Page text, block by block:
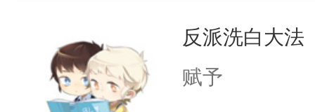
母的微笑：“
留看着面前这
人，突然醒悟
惜被人暗害，
绝。主神知晓
反派洗白大法
赋予